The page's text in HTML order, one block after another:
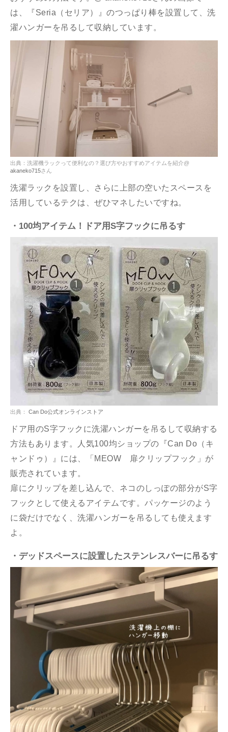
は、『Seria（セリア）』のつっぱり棒を設置して、洗
濯ハンガーを吊るして収納しています。
出典：洗濯機ラックって便利なの？選び方やおすすめアイテムを紹介@
akaneko715さん
洗濯ラックを設置し、さらに上部の空いたスペースを
活用しているテクは、ぜひマネしたいですね。
・100均アイテム！ドア用S字フックに吊るす
出典： Can Do公式オンラインストア
ドア用のS字フックに洗濯ハンガーを吊るして収納する
方法もあります。人気100均ショップの『Can Do（キ
ャンドゥ）』には、「MEOW 扉クリップフック」が
販売されています。
扉にクリップを差し込んで、ネコのしっぽの部分がS字
フックとして使えるアイテムです。パッケージのよう
に袋だけでなく、洗濯ハンガーを吊るしても使えます
よ。
・デッドスペースに設置したステンレスバーに吊るす